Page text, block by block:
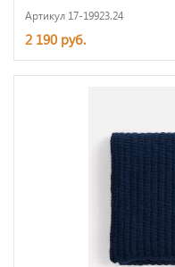
Артикул 17-19923.24
2 190 руб.